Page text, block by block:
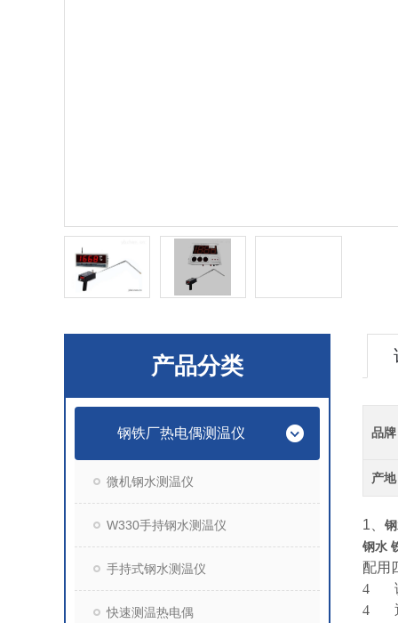
产品分类
钢铁厂热电偶测温仪
微机钢水测温仪
W330手持钢水测温仪
手持式钢水测温仪
快速测温热电偶
品牌
产地
1
钢水
配用
4
4